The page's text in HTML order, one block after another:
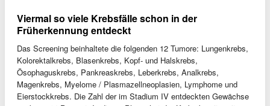
Viermal so viele Krebsfälle schon in der
Früherkennung entdeckt
Das Screening beinhaltete die folgenden 12 Tumore: Lungenkrebs,
Kolorektalkrebs, Blasenkrebs, Kopf- und Halskrebs,
Ösophaguskrebs, Pankreaskrebs, Leberkrebs, Analkrebs,
Magenkrebs, Myelome / Plasmazellneoplasien, Lymphome und
Eierstockkrebs. Die Zahl der im Stadium IV entdeckten Gewächse